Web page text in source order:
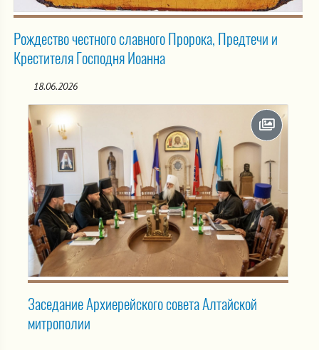
Рождество честного славного Пророка, Предтечи и
Крестителя Господня Иоанна
18.06.2026
Заседание Архиерейского совета Алтайской
митрополии